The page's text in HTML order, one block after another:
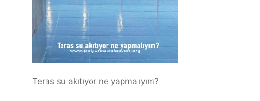
Teras su akıtıyor ne yapmalıyım?